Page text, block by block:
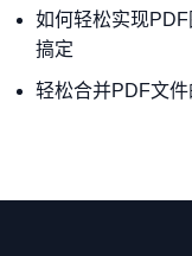
如何轻松实现
搞定
轻松合并PDF文